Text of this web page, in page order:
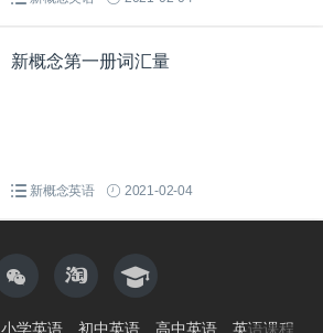
新概念第一册词汇量
新概念英语 2021-02-04
小学英语 初中英语 高中英语 英语课程